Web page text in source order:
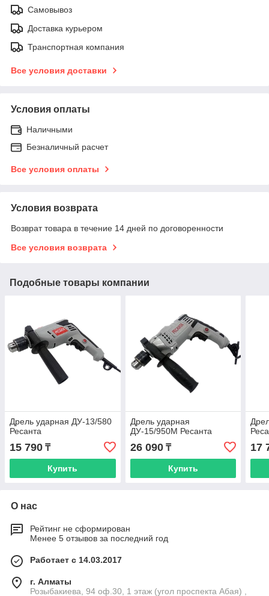
Самовывоз
Доставка курьером
Транспортная компания
Все условия доставки
Условия оплаты
Наличными
Безналичный расчет
Все условия оплаты
Условия возврата
Возврат товара в течение 14 дней по договоренности
Все условия возврата
Подобные товары компании
Дрель ударная ДУ-13/580
Ресанта
15 790 ₸
Купить
Дрель ударная
ДУ-15/950М Ресанта
26 090₸
Купить
17
О нас
Рейтинг не сформирован
Менее 5 отзывов за последний год
Работает с 14.03.2017
г. Алматы
Розыбакиева, 94 оф.30, 1 этаж (угол проспекта Абая) ,